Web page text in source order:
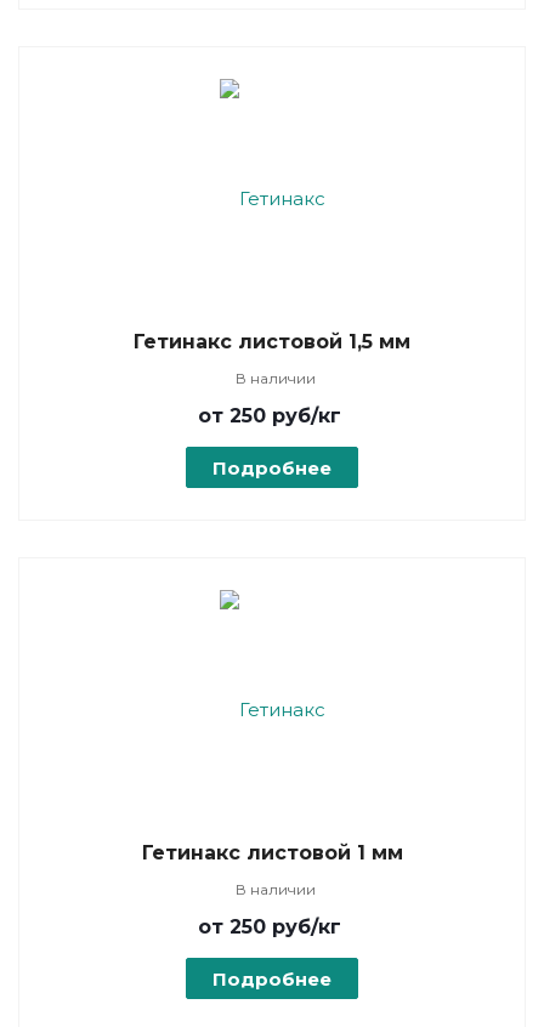
Гетинакс листовой 1,5 мм
В наличии
от 250 руб/кг
Подробнее
Гетинакс листовой 1 мм
В наличии
от 250 руб/кг
Подробнее